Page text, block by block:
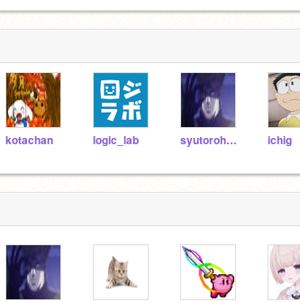
kotachan logic_lab syutorohaimu ichig